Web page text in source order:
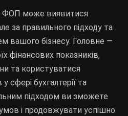
ФОП може виявитися
за правильного підходу та
вашого бізнесу. Головне —
фінансових показників,
та користуватися
сфері бухгалтерії та
підходом ви зможете
і продовжувати успішно